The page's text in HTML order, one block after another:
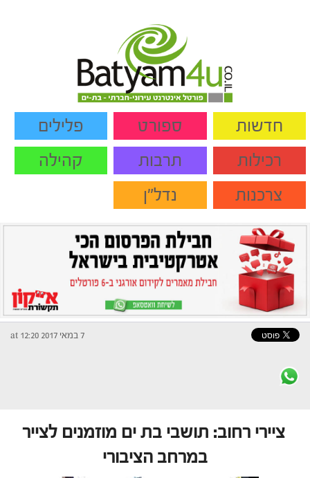
חדשות ספורט
פלילים
רכילות
תרבות
קהילה
צרכנות
נדל"ן
7 במאי 2017 at 12:20
ציירי רחוב: תושבי בת ים מוזמנים לצייר
במרחב הציבורי